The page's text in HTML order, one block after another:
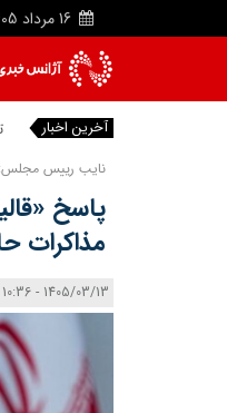
16 مرداد
آخرین اخبار
نایب رییس مجلس:
پاسخ
مذاکرات
1405/03/13 - 10:36 - کد خبر: 162108